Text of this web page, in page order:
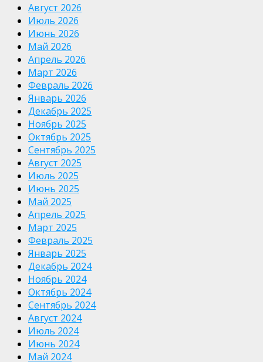
Август 2026
Июль 2026
Июнь 2026
Май 2026
Апрель 2026
Март 2026
Февраль 2026
Январь 2026
Декабрь 2025
Ноябрь 2025
Октябрь 2025
Сентябрь 2025
Август 2025
Июль 2025
Июнь 2025
Май 2025
Апрель 2025
Март 2025
Февраль 2025
Январь 2025
Декабрь 2024
Ноябрь 2024
Октябрь 2024
Сентябрь 2024
Август 2024
Июль 2024
Июнь 2024
Май 2024